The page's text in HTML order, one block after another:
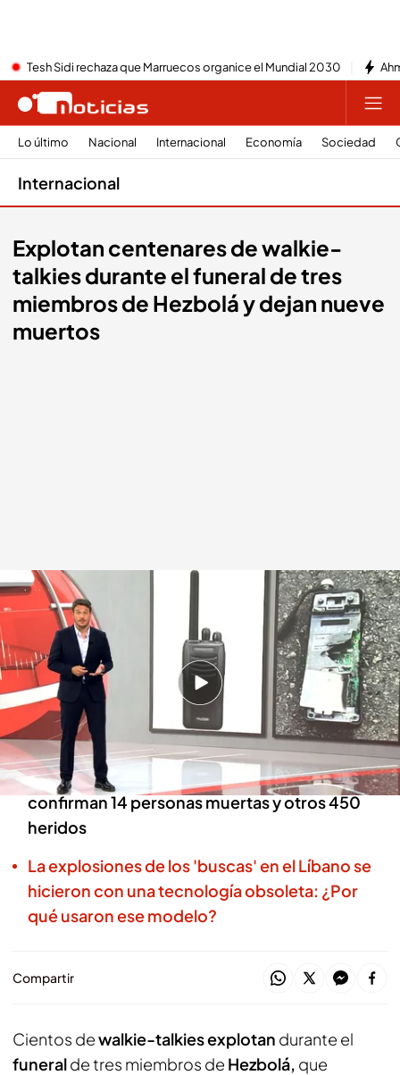
Tesh Sidi rechaza que Marruecos organice el Mundial 2030
Lo último Nacional Internacional Economía Sociedad
Internacional
Explotan centenares de walkie-
talkies durante el funeral de tres
miembros de Hezbolá y dejan nueve
muertos
Explotan centenares de walkie-talkies en el Líbano
Redacción digital Noticias Cuatro Europa Press
18 SEP 2024 - 20:42h.
Ocurre un día después de la operación que
hizo explotar los ‘buscas’ que usaba la milicia
libanesa
Las autoridades sanitarias del Líbano
confirman 14 personas muertas y otros 450
heridos
La explosiones de los 'buscas' en el Líbano se
hicieron con una tecnología obsoleta: ¿Por
qué usaron ese modelo?
Compartir
Cientos dewalkie-talkiesexplotan durante el
funeralde tres miembros de Hezbolá, que